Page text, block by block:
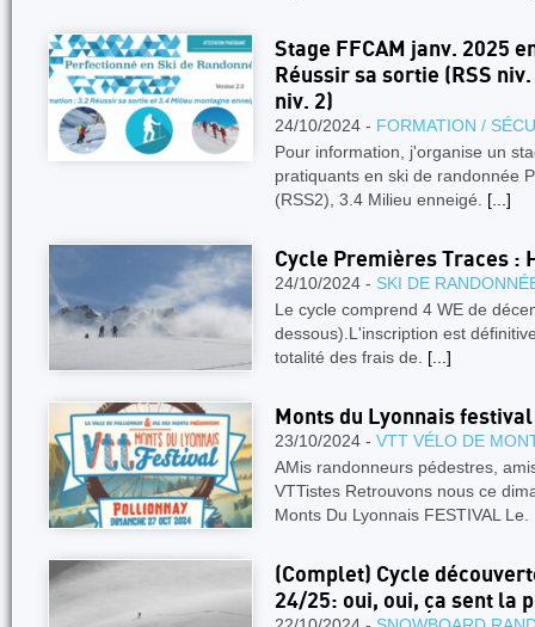
Stage FFCAM janv. 2025
Réussir sa sortie (RSS
niv. 2)
24/10/2024 - FORMATION /
Pour information, j'organise un
pratiquants en ski de randonnée
(RSS2), 3.4 Milieu enneigé. [...]
Cycle Premières Traces :
24/10/2024 - SKI DE
Le cycle comprend 4 WE de
dessous).L'inscription est
totalité des frais de. [...]
Monts du Lyonnais
23/10/2024 - VTT VÉLO DE
AMis randonneurs pédestres,
VTTistes Retrouvons nous ce
Monts Du Lyonnais FESTIVAL Le.
(Complet) Cycle
24/25: oui, oui, ça sent la